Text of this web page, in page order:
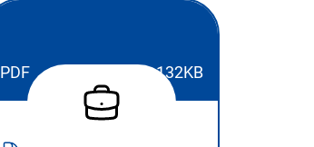
PDF 132KB